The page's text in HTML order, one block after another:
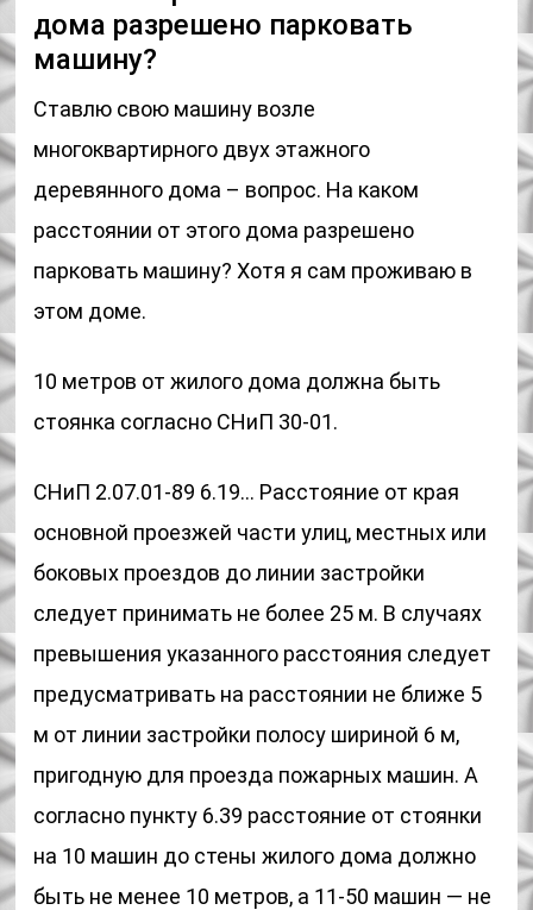
дома разрешено парковать
машину?
Ставлю свою машину возле
многоквартирного двух этажного
деревянного дома – вопрос. На каком
расстоянии от этого дома разрешено
парковать машину? Хотя я сам проживаю в
этом доме.
10 метров от жилого дома должна быть
стоянка согласно СНиП 30-01.
СНиП 2.07.01-89 6.19… Расстояние от края
основной проезжей части улиц, местных или
боковых проездов до линии застройки
следует принимать не более 25 м. В случаях
превышения указанного расстояния следует
предусматривать на расстоянии не ближе 5
м от линии застройки полосу шириной 6 м,
пригодную для проезда пожарных машин. А
согласно пункту 6.39 расстояние от стоянки
на 10 машин до стены жилого дома должно
быть не менее 10 метров, а 11-50 машин — не